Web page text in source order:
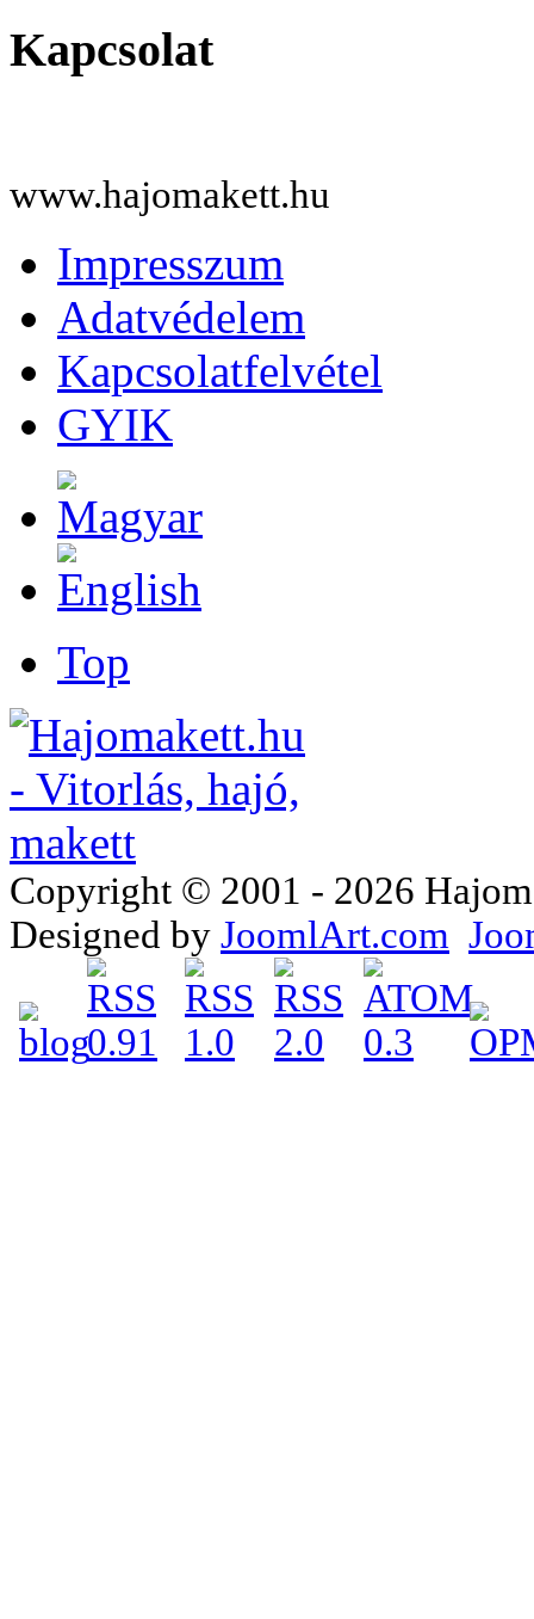
Kapcsolat
www.hajomakett.hu
Impresszum
Adatvédelem
Kapcsolatfelvétel
GYIK
Top
Copyright © 2001 - 2026
Designed by JoomlArt.com